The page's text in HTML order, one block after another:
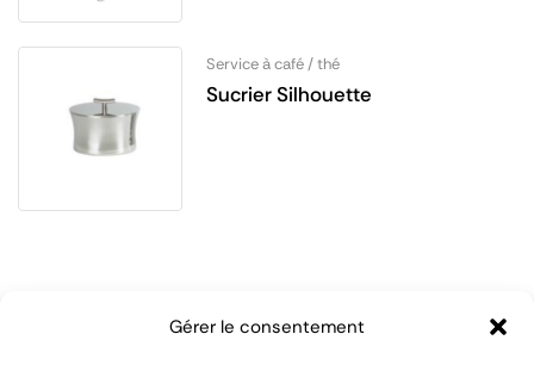
Gérer le consentement
Service à café / thé
Sucrier Silhouette